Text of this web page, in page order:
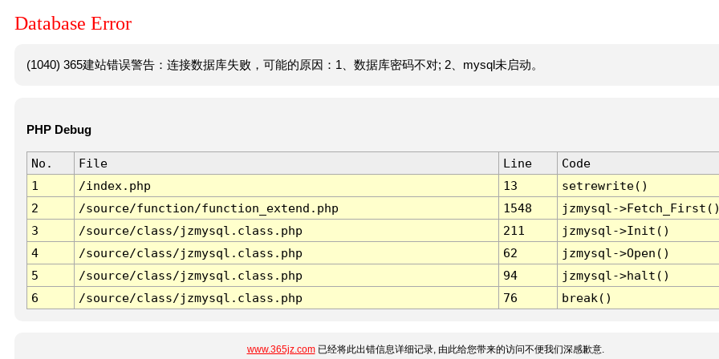
Database Error
(1040) 365建站错误警告：连接数据库失败，可能的原因：1、数据库密码不对; 2、mysql未启动。
PHP Debug
No. File Line
Code
1
/index.php 13
setrewrite()
2
/source/function/function_extend.php 1548
jzmysql-
3
/source/class/jzmysql.class.php 211
jzmysql->Init()
4
/source/class/jzmysql.class.php 62
jzmysql->Open()
5
/source/class/jzmysql.class.php 94
jzmysql->halt()
6
/source/class/jzmysql.class.php 76 break()
www.365jz.com已经将此出错信息详细记录, 由此给您带来的访问不便我们深感歉意.